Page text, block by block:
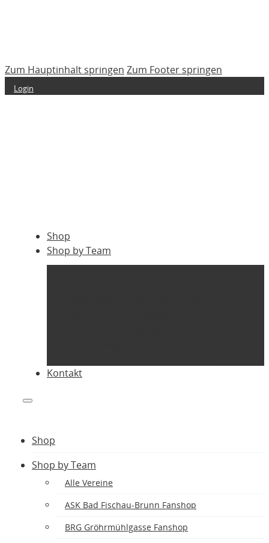
Zum Hauptinhalt springen Zum Footer springen
Login
Shop
Shop by Team
Kontakt
Shop
Shop by Team
Alle Vereine
ASK Bad Fischau-Brunn Fanshop
BRG Gröhrmühlgasse Fanshop